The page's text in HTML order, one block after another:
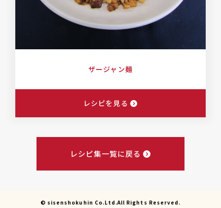
ザージャン麺
レシピを見る
レシピ集一覧に戻る
© sisenshokuhin Co.Ltd.All Rights Reserved.